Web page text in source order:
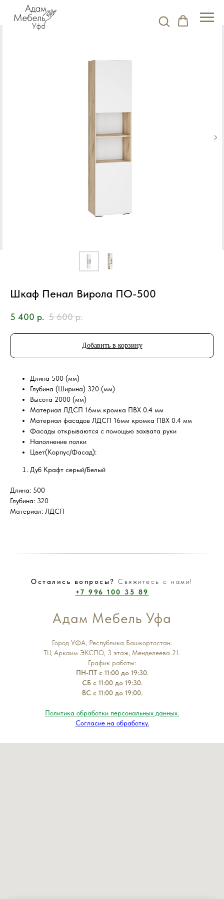
Шкаф Пенал Вирола ПО-500
5 400 р. 5 600 р.
Добавить в корзину
Длина 500 (мм)
Глубина (Ширина) 320 (мм)
Высота 2000 (мм)
Материал ЛДСП 16мм кромка ПВХ 0.4 мм
Материал фасадов ЛДСП 16мм кромка ПВХ 0.4 мм
Фасады открываются с помощью захвата руки
Наполнение полки
Цвет(Корпус/Фасад):
Дуб Крафт серый/Белый
Длина: 500
Глубина: 320
Материал: ЛДСП
Остались вопросы?Свяжитесь с нами!
+7 996 100 35 89
Адам Мебель Уфа
Город УФА, Республика Башкортостан.
ТЦ Аркаим ЭКСПО, 3 этаж, Менделеева 21.
График работы:
ПН-ПТ с 11:00 до 19:30.
СБ с 11:00 до 19:30.
ВС с 11:00 до 19:00.
Политика обработки персональных данных.
Согласие на обработку.